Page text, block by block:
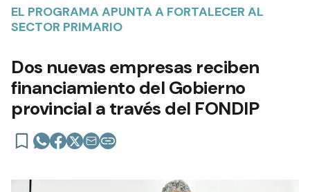
EL PROGRAMA APUNTA A FORTALECER AL
SECTOR PRIMARIO
Dos nuevas empresas reciben
financiamiento del Gobierno
provincial a través del FONDIP